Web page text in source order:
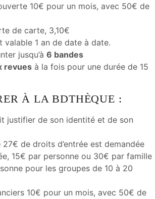
10€ pour un mois, avec 50€ de
de carte, 3,10€
valable 1 an de date à date.
jusqu’à 6 bandes
revues à la fois pour une durée de 15
À LA BDTHÈQUE :
justifier de son identité et de son
27€ de droits d’entrée est demandée
15€ par personne ou 30€ par famille
pour les groupes de 10 à 20
10€ pour un mois, avec 50€ de